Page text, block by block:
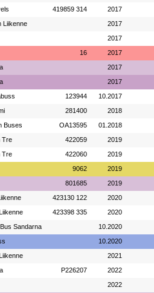
419859 314 2017
Liikenne 2017
2017
16 2017
2017
2017
123944 10.2017
281400 2018
Buses OA13595 01.2018
Tre 422059 2019
Tre 422060 2019
9062 2019
801685 2019
423130 122 2020
423398 335 2020
Sandarna 10.2020
10.2020
2021
P226207 2022
2022